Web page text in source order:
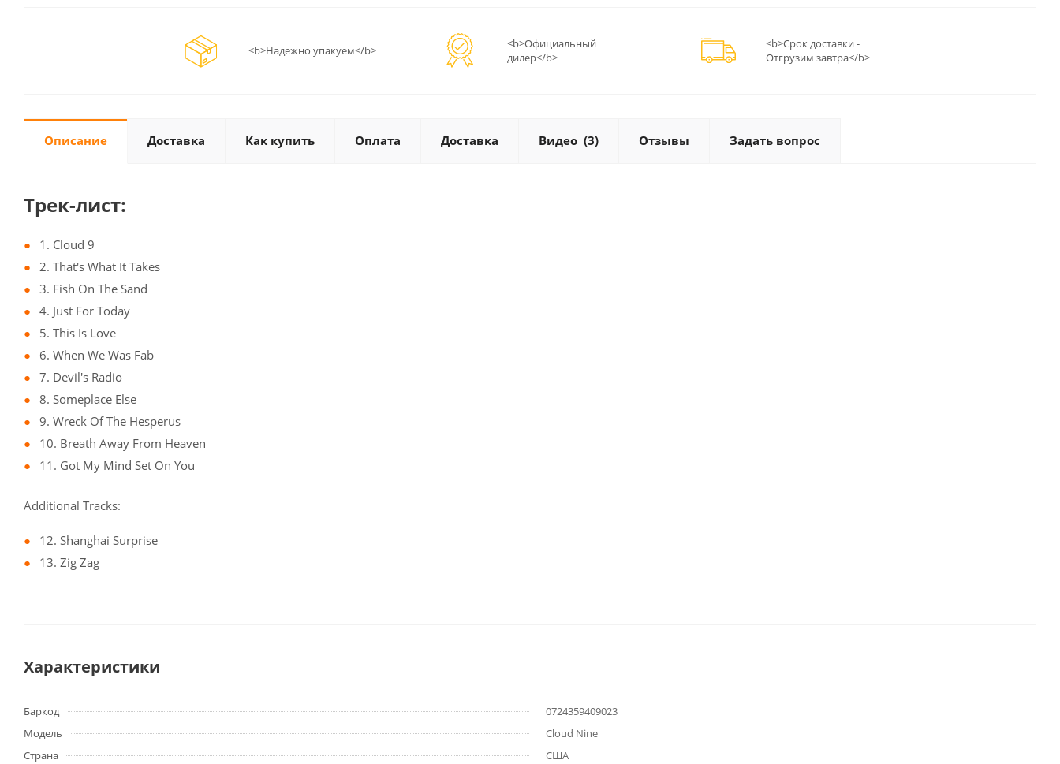
<b>Надежно упакуем</b>
<b>Официальный
дилер</b>
<b>Срок доставки -
Отгрузим завтра</b>
Описание Доставка Как купить Оплата Доставка Видео (3) Отзывы Задать вопрос
Трек-лист:
1. Cloud 9
2. That's What It Takes
3. Fish On The Sand
4. Just For Today
5. This Is Love
6. When We Was Fab
7. Devil's Radio
8. Someplace Else
9. Wreck Of The Hesperus
10. Breath Away From Heaven
11. Got My Mind Set On You
Additional Tracks:
12. Shanghai Surprise
13. Zig Zag
Характеристики
Баркод
0724359409023
Модель
Cloud Nine
Страна
США